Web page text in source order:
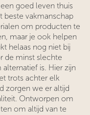
goed leven thuis
beste vakmanschap
om producten te
maar je ook helpen
helaas nog niet bij
de minst slechte
is. Hier zijn
trots achter elk
zorgen we er altijd
Ontworpen om
om altijd van te